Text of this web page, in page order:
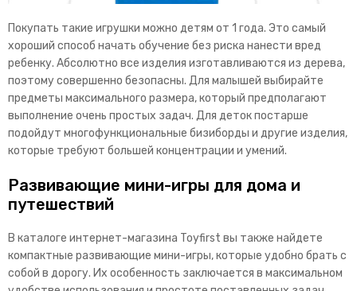
Покупать такие игрушки можно детям от 1 года. Это самый
хороший способ начать обучение без риска нанести вред
ребенку. Абсолютно все изделия изготавливаются из дерева,
поэтому совершенно безопасны. Для малышей выбирайте
предметы максимального размера, который предполагают
выполнение очень простых задач. Для деток постарше
подойдут многофункциональные бизиборды и другие изделия,
которые требуют большей концентрации и умений.
Развивающие мини-игры для дома и
путешествий
В каталоге интернет-магазина Toyfirst вы также найдете
компактные развивающие мини-игры, которые удобно брать с
собой в дорогу. Их особенность заключается в максимальном